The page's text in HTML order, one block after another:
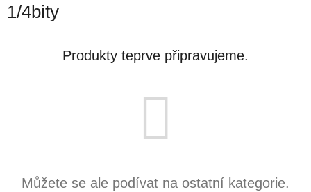
1/4bity
Produkty teprve připravujeme.
Můžete se ale podívat na ostatní kategorie.